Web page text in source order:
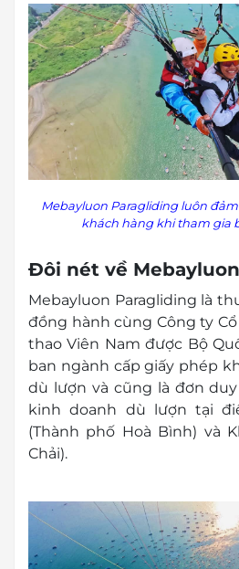
Mebayluon Paragliding luôn đảm
khách hàng khi tham gia
Đôi nét về
Mebayluon Paragliding là
đồng hành cùng Công ty
thao Viên Nam được Bộ
ban ngành cấp giấy phép
dù lượn và cũng là đơn
kinh doanh dù lượn tại
(Thành phố Hoà Bình) và
Chải).